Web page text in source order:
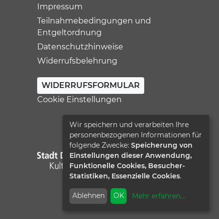
Impressum
Teilnahmebedingungen und
Entgeltordnung
Datenschutzhinweise
Widerrufsbelehrung
WIDERRUFSFORMULAR
Cookie Einstellungen
Wir speichern und verarbeiten Ihre
personenbezogenen Informationen für
folgende Zwecke: Speicherung von
Einstellungen dieser Anwendung,
Funktionelle Cookies, Besucher-
Statistiken, Essenzielle Cookies.
Ablehnen OK Mehr erfahren...